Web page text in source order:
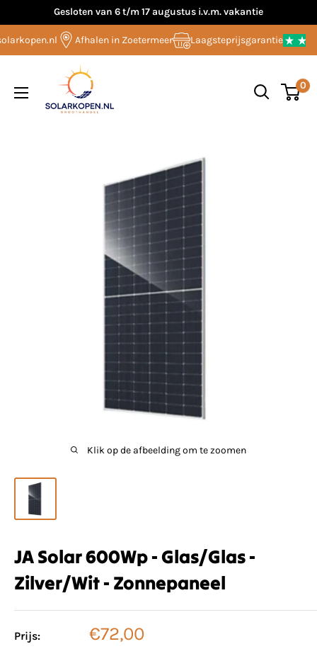
inhoud
Gesloten van 6 t/m 17 augustus i.v.m. vakantie
Afhalen in Zoetermeer Laagsteprijsgarantie
Solarkopen.nl
0
Klik op de afbeelding om te zoomen
JA Solar 600Wp - Glas/Glas -
Zilver/Wit - Zonnepaneel
Prijs: Verkoopprijs
€72,00